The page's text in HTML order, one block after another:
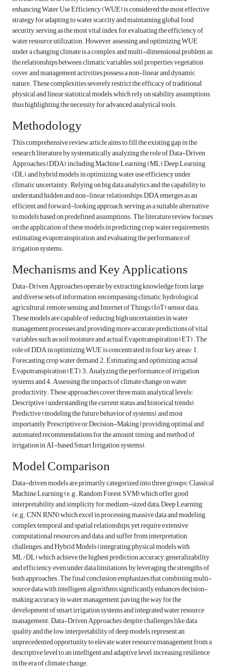
enhancing Water Use Efficiency (WUE) is considered the most effective
strategy for adapting to water scarcity and maintaining global food
security, serving as the most vital index for evaluating the efficiency of
water resource utilization. However, assessing and optimizing WUE
under a changing climate is a complex and multi-dimensional problem, as
the relationships between climatic variables, soil properties, vegetation
cover, and management activities possess a non-linear and dynamic
nature. These complexities severely restrict the efficacy of traditional
physical and linear statistical models, which rely on stability assumptions,
thus highlighting the necessity for advanced analytical tools.
Methodology
This comprehensive review article aims to fill the existing gap in the
research literature by systematically analyzing the role of Data-Driven
Approaches (DDA), including Machine Learning (ML), Deep Learning
(DL), and hybrid models, in optimizing water use efficiency under
climatic uncertainty. Relying on big data analytics and the capability to
understand hidden and non-linear relationships, DDA emerges as an
efficient and forward-looking approach, serving as a suitable alternative
to models based on predefined assumptions. The literature review focuses
on the application of these models in predicting crop water requirements,
estimating evapotranspiration, and evaluating the performance of
irrigation systems.
Mechanisms and Key Applications
Data-Driven Approaches operate by extracting knowledge from large
and diverse sets of information, encompassing climatic, hydrological,
agricultural, remote sensing, and Internet of Things (IoT) sensor data.
These models are capable of reducing high uncertainties in water
management processes and providing more accurate predictions of vital
variables such as soil moisture and actual Evapotranspiration (ET). The
role of DDA in optimizing WUE is concentrated in four key areas: 1.
Forecasting crop water demand, 2. Estimating and optimizing actual
Evapotranspiration (ET), 3. Analyzing the performance of irrigation
systems, and 4. Assessing the impacts of climate change on water
productivity. These approaches cover three main analytical levels:
Descriptive (understanding the current status and historical trends),
Predictive (modeling the future behavior of systems), and most
importantly, Prescriptive or Decision-Making (providing optimal and
automated recommendations for the amount, timing, and method of
irrigation in AI-based Smart Irrigation systems).
Model Comparison
Data-driven models are primarily categorized into three groups: Classical
Machine Learning (e.g., Random Forest, SVM) which offer good
interpretability and simplicity for medium-sized data; Deep Learning
(e.g., CNN, RNN) which excel in processing massive data and modeling
complex temporal and spatial relationships, yet require extensive
computational resources and data, and suffer from interpretation
challenges; and Hybrid Models (integrating physical models with
ML/DL) which achieve the highest prediction accuracy, generalizability,
and efficiency, even under data limitations, by leveraging the strengths of
both approaches. The final conclusion emphasizes that combining multi-
source data with intelligent algorithms significantly enhances decision-
making accuracy in water management, paving the way for the
development of smart irrigation systems and integrated water resource
management. Data-Driven Approaches, despite challenges like data
quality and the low interpretability of deep models, represent an
unprecedented opportunity to elevate water resource management from a
descriptive level to an intelligent and adaptive level, increasing resilience
in the era of climate change.